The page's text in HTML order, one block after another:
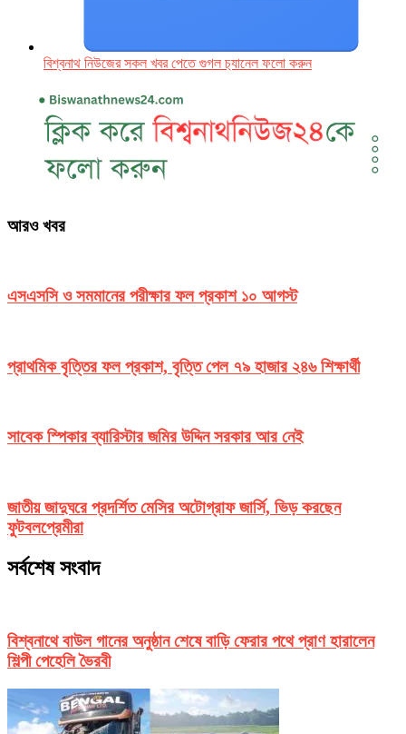
বিশ্বনাথ নিউজের সকল খবর পেতে গুগল চ‌্যানেল ফলো করুন
আরও খবর
এসএসসি ও সমমানের পরীক্ষার ফল প্রকাশ ১০ আগস্ট
প্রাথমিক বৃত্তির ফল প্রকাশ, বৃত্তি পেল ৭৯ হাজার ২৪৬ শিক্ষার্থী
সাবেক স্পিকার ব্যারিস্টার জমির উদ্দিন সরকার আর নেই
জাতীয় জাদুঘরে প্রদর্শিত মেসির অটোগ্রাফ জার্সি, ভিড় করছেন
ফুটবলপ্রেমীরা
সর্বশেষ সংবাদ
বিশ্বনাথে বাউল গানের অনুষ্ঠান শেষে বাড়ি ফেরার পথে প্রাণ হারালেন
শিল্পী পেহেলি ভৈরবী